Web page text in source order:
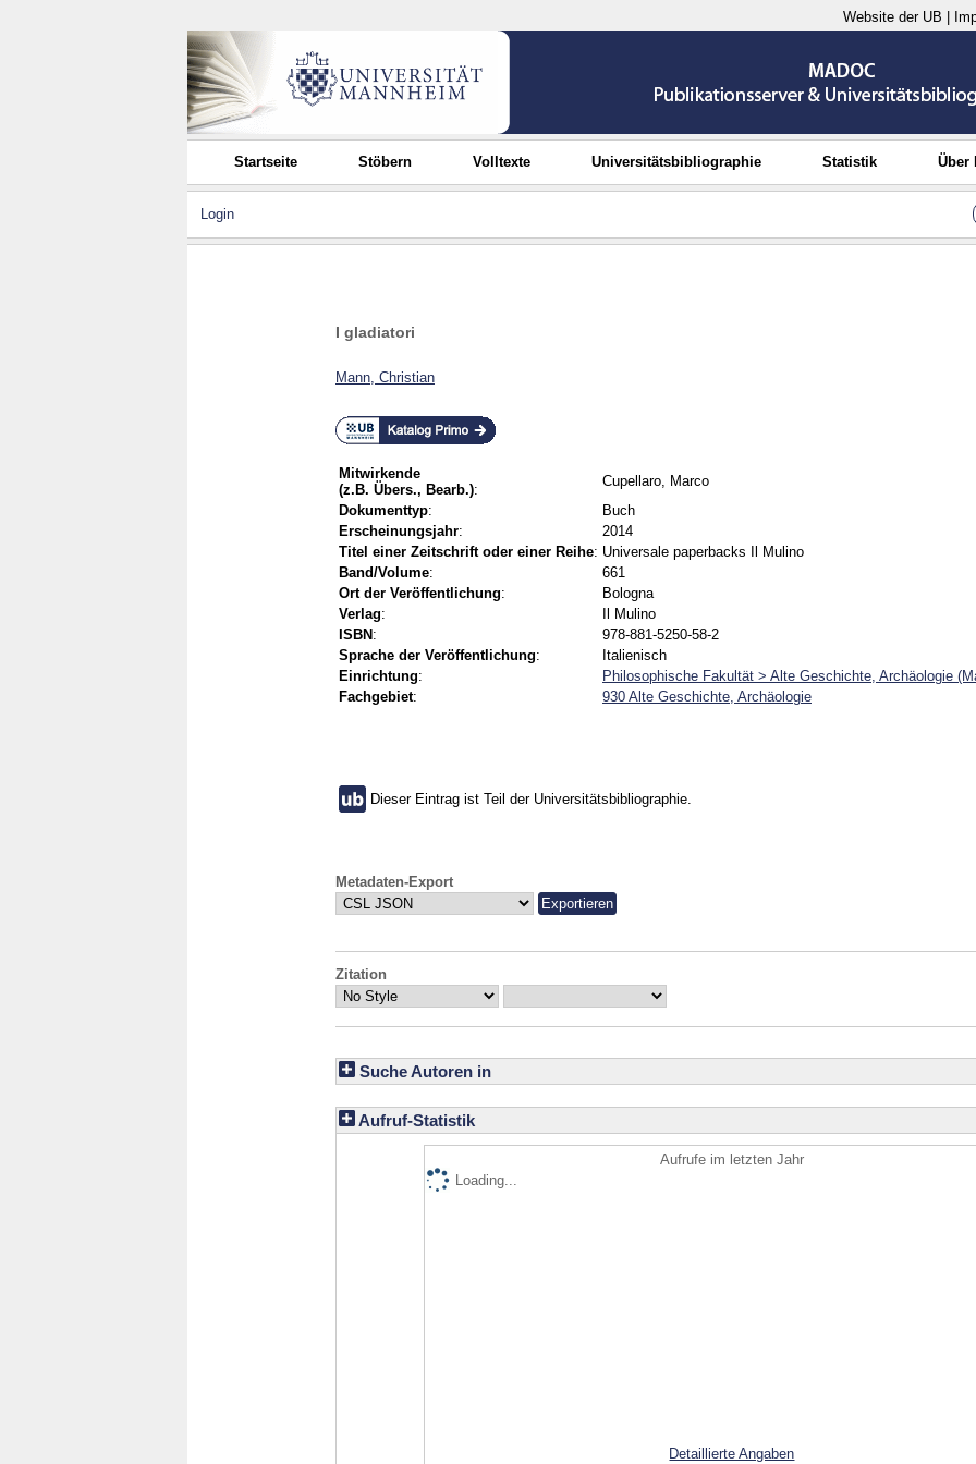
Website der UB
Startseite Stöbern Volltexte Universitätsbibliographie Statistik Über
Login
I gladiatori
Mann, Christian
Mitwirkende
(z.B. Übers., Bearb.):
Cupellaro, Marco
Dokumenttyp:
Buch
Erscheinungsjahr:
2014
Titel einer Zeitschrift oder einer Reihe: Universale paperbacks Il Mulino
Band/Volume:
661
Ort der Veröffentlichung:
Bologna
Verlag:
Il Mulino
ISBN :
978-881-5250-58-2
Sprache der Veröffentlichung:
Italienisch
Einrichtung:
Philosophische Fakultät > Alte Geschichte, Archäologie
Fachgebiet: 930 Alte Geschichte, Archäologie
Dieser Eintrag ist Teil der Universitätsbibliographie.
Metadaten-Export
Zitation
Suche Autoren in
Aufruf-Statistik
Aufrufe im letzten Jahr
Loading...
Detaillierte Angaben